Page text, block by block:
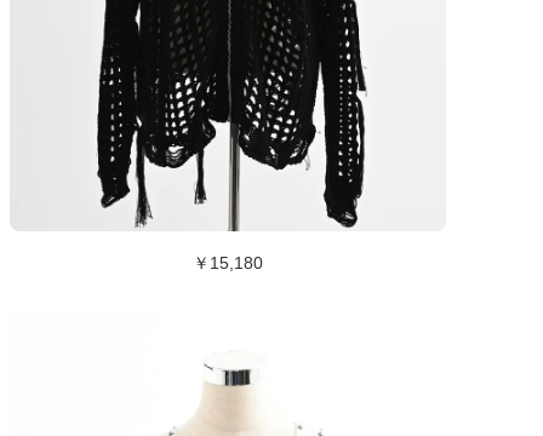
￥15,180